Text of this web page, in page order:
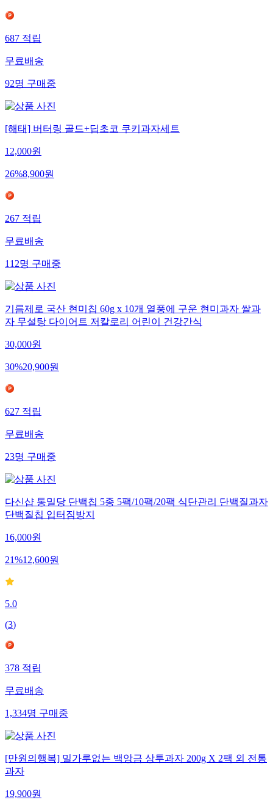
687적립
무료배송
92명구매중
[해태] 버터링 골드+딥초코 쿠키과자세트
12,000원
26%8,900원
267적립
무료배송
112명구매중
기름제로 국산 현미칩 60g x 10개 열풍에 구운 현미과자 쌀과
자 무설탕 다이어트 저칼로리 어린이 건강간식
30,000원
30%20,900원
627적립
무료배송
23명구매중
다신샵 통밀당 단백칩 5종 5팩/10팩/20팩 식단관리 단백질과자
단백질칩 입터짐방지
16,000원
21%12,600원
5.0
(3)
378적립
무료배송
1,334명구매중
[만원의행복] 밀가루없는 백앙금 상투과자 200g X 2팩 외 전통
과자
19,900원